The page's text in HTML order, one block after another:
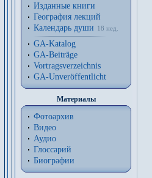
Изданные книги
География лекций
Календарь души
18 нед.
GA-Katalog
GA-Beiträge
Vortragsverzeichnis
GA-Unveröffentlicht
Материалы
Фотоархив
Видео
Аудио
Глоссарий
Биографии